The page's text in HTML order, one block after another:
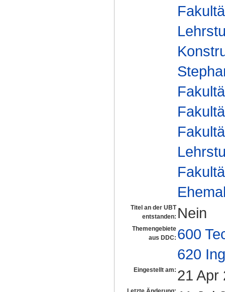
Titel an der UBT
entstanden: Nein
Themengebiete
aus DDC: 600
620
Eingestellt am: 21 Apr